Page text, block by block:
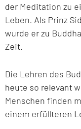
der Meditation zu
Leben. Als Prinz
wurde er zu
Zeit.
Die Lehren des
heute so relevant
Menschen finden
einem erfüllteren